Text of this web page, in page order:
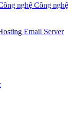
nghệ Công nghệ
Email Server